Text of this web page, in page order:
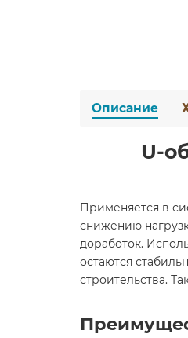
Описание
U-
Применяется в
снижению
доработок.
остаются
строительства.